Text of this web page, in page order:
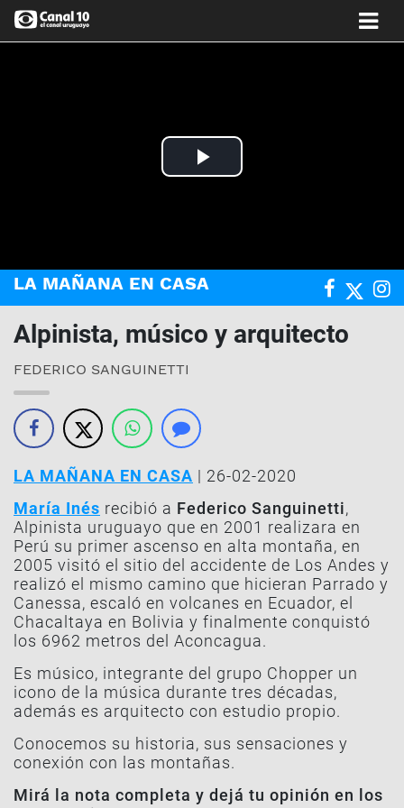
Play
LA MAÑANA EN CASA
Alpinista, músico y arquitecto
FEDERICO SANGUINETTI
LA MAÑANA EN CASA | 26-02-2020
María Inés recibió a Federico Sanguinetti,
Alpinista uruguayo que en 2001 realizara en
Perú su primer ascenso en alta montaña, en
2005 visitó el sitio del accidente de Los Andes y
realizó el mismo camino que hicieran Parrado y
Canessa, escaló en volcanes en Ecuador, el
Chacaltaya en Bolivia y finalmente conquistó
los 6962 metros del Aconcagua.
Es músico, integrante del grupo Chopper un
icono de la música durante tres décadas,
además es arquitecto con estudio propio.
Conocemos su historia, sus sensaciones y
conexión con las montañas.
Mirá la nota completa y dejá tu opinión en los